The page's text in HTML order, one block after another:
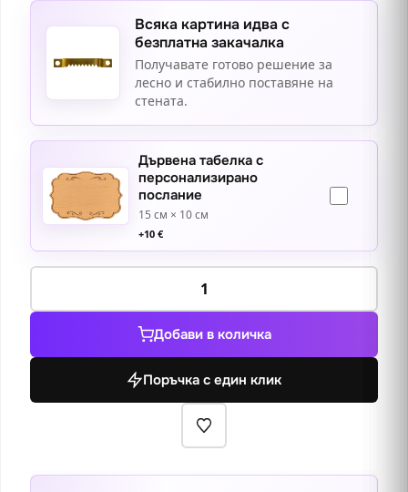
Всяка картина идва с
безплатна закачалка
Получавате готово решение за
лесно и стабилно поставяне на
стената.
Дървена табелка с
персонализирано
послание
15 см × 10 см
+10 €
количество
Благовещение
Добави в количка
Поръчка с един клик